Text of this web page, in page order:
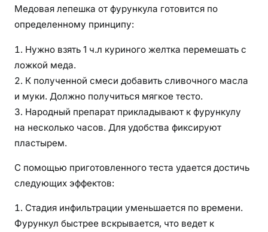
Медовая лепешка от фурункула готовится по
определенному принципу:
Нужно взять 1 ч.л куриного желтка перемешать с
ложкой меда.
К полученной смеси добавить сливочного масла
и муки. Должно получиться мягкое тесто.
Народный препарат прикладывают к фурункулу
на несколько часов. Для удобства фиксируют
пластырем.
С помощью приготовленного теста удается достичь
следующих эффектов:
Стадия инфильтрации уменьшается по времени.
Фурункул быстрее вскрывается, что ведет к